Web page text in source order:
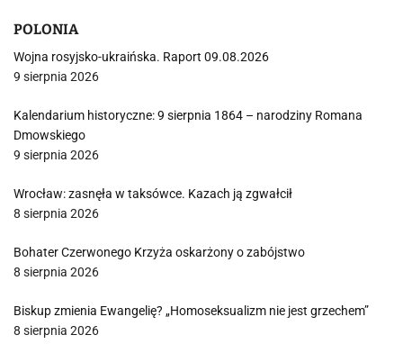
POLONIA
Wojna rosyjsko-ukraińska. Raport 09.08.2026
9 sierpnia 2026
Kalendarium historyczne: 9 sierpnia 1864 – narodziny Romana
Dmowskiego
9 sierpnia 2026
Wrocław: zasnęła w taksówce. Kazach ją zgwałcił
8 sierpnia 2026
Bohater Czerwonego Krzyża oskarżony o zabójstwo
8 sierpnia 2026
Biskup zmienia Ewangelię? „Homoseksualizm nie jest grzechem”
8 sierpnia 2026